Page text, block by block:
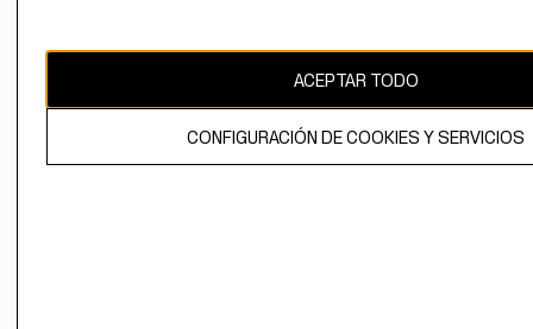
El contenido de esta página web está protegido por copyright y es
propiedad de H&M Hennes & Mauritz AB.
ACEPTAR TODO
CONFIGURACIÓN DE COOKIES Y SERVICIOS